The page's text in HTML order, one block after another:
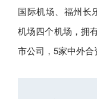
国际机场、福州长
机场四个机场，拥
市公司，5家中外合